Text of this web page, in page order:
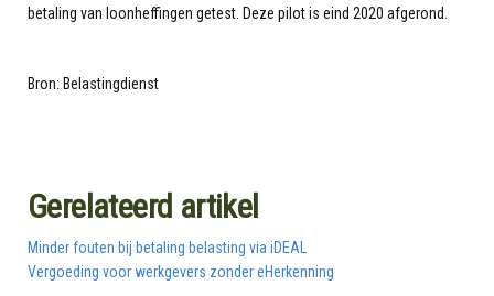
betaling van loonheffingen getest. Deze pilot is eind 2020 afgerond.
Bron: Belastingdienst
Gerelateerd artikel
Minder fouten bij betaling belasting via iDEAL
Vergoeding voor werkgevers zonder eHerkenning